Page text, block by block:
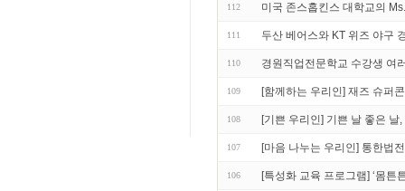
112 미국 존스홉킨스 대학교의
111 두산 베어스와 KT 위즈 야구
110 경원직업전문학교 수강생 여
109 [함께하는 우리인] 재즈 슈퍼
108 [기쁜 우리인] 기쁜 날 좋은
107 [마음 나누는 우리인] 통한법
106 [특성화 교육 프로그램] ‘몸튼